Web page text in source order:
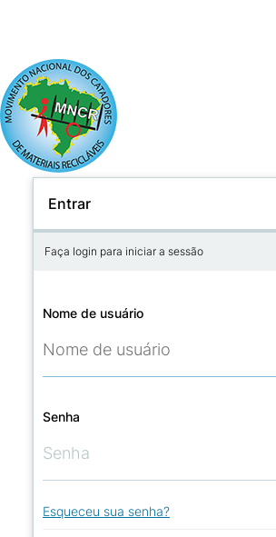
Entrar
Faça login para iniciar a sessão
Nome de usuário
Senha
Esqueceu sua senha?